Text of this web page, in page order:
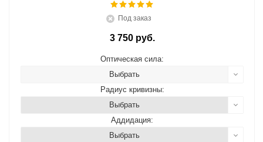
Под заказ
3 750 руб.
Оптическая сила:
Выбрать
Радиус кривизны:
Выбрать
Аддидация:
Выбрать